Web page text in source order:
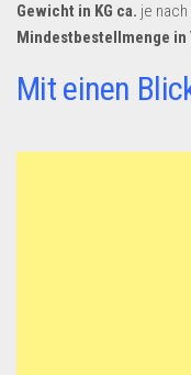
Gewicht in KG ca. je
Mindestbestellmenge in
Mit einen